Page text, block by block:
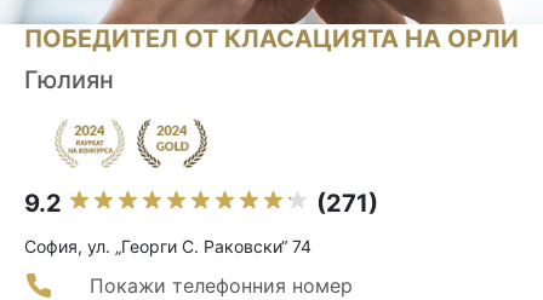
ПОБЕДИТЕЛ ОТ КЛАСАЦИЯТА НА ОРЛИ
Гюлиян
9.2 (271)
София, ул. „Георги С. Раковски“ 74
Покажи телефонния номер